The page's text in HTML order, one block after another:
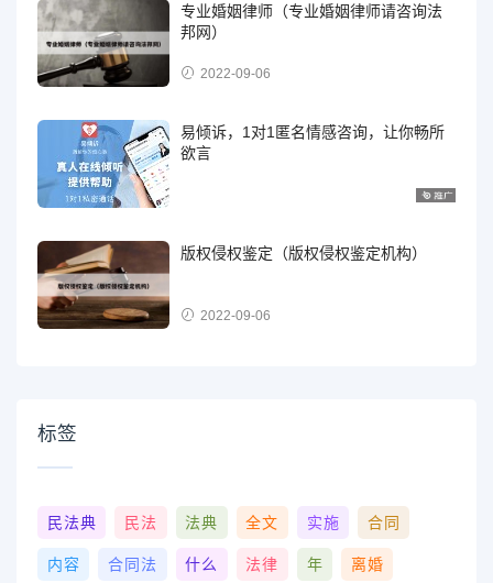
专业婚姻律师（专业婚姻律师请咨询法
邦网）
2022-09-06
易倾诉，1对1匿名情感咨询，让你畅所
欲言
版权侵权鉴定（版权侵权鉴定机构）
2022-09-06
标签
民法典 民法 法典 全文 实施 合同
内容 合同法 什么 法律 年 离婚